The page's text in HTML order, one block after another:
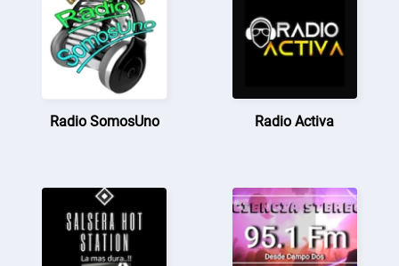
Radio SomosUno Radio Activa